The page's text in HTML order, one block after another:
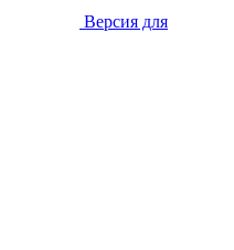
Версия для